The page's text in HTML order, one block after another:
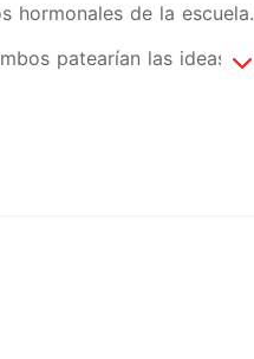
hormonales de la escuela.
patearían las ideas del
descubrir que
adrenalina, sin embargo,